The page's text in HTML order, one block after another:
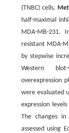
(TNBC) cells.
half-maximal
MDA-MB-231.
resistant MDA-
by stepwise
Western
overexpression
were evaluated
expression
The changes
assessed using